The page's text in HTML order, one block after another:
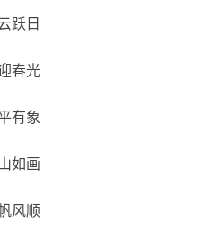
跃日
春光
有象
如画
风顺